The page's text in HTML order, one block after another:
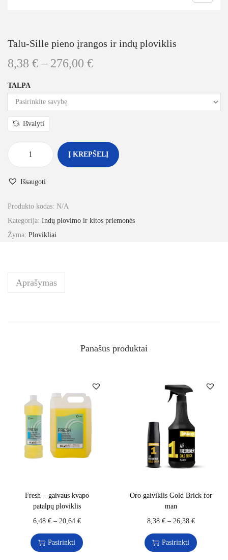
Talu-Sille pieno įrangos ir indų ploviklis
8,38 € – 276,00 €
TALPA
Išvalyti
Į KREPŠELĮ
Išsaugoti
Produkto kodas: N/A
Kategorija: Indų plovimo ir kitos priemonės
Žyma: Plovikliai
Aprašymas
Panašūs produktai
Fresh – gaivaus kvapo
patalpų ploviklis
6,48 €– 20,64 €
Pasirinkti
Oro gaiviklis Gold Brick for
man
8,38 €– 26,38 €
Pasirinkti